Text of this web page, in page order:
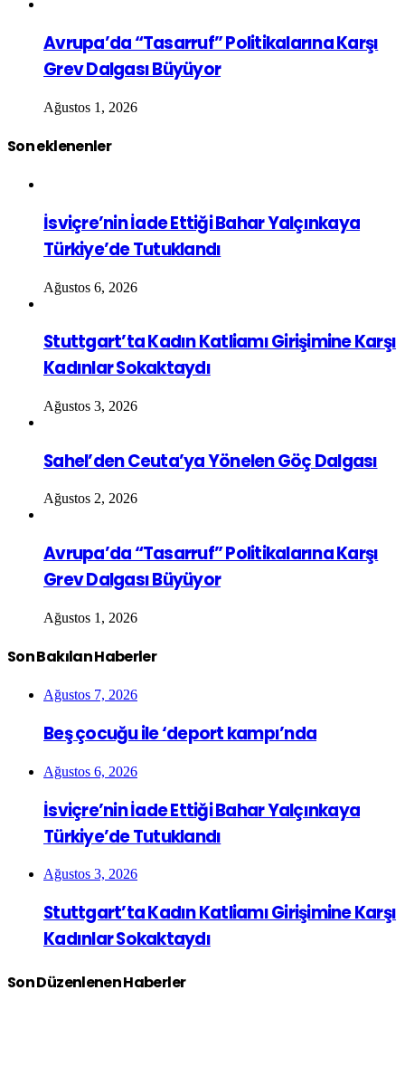
Avrupa’da “Tasarruf” Politikalarına Karşı
Grev Dalgası Büyüyor
Ağustos 1, 2026
Son eklenenler
İsviçre’nin İade Ettiği Bahar Yalçınkaya
Türkiye’de Tutuklandı
Ağustos 6, 2026
Stuttgart’ta Kadın Katliamı Girişimine Karşı
Kadınlar Sokaktaydı
Ağustos 3, 2026
Sahel’den Ceuta’ya Yönelen Göç Dalgası
Ağustos 2, 2026
Avrupa’da “Tasarruf” Politikalarına Karşı
Grev Dalgası Büyüyor
Ağustos 1, 2026
Son Bakılan Haberler
Ağustos 7, 2026
Beş çocuğu ile ‘deport kampı’nda
Ağustos 6, 2026
İsviçre’nin İade Ettiği Bahar Yalçınkaya
Türkiye’de Tutuklandı
Ağustos 3, 2026
Stuttgart’ta Kadın Katliamı Girişimine Karşı
Kadınlar Sokaktaydı
Son Düzenlenen Haberler